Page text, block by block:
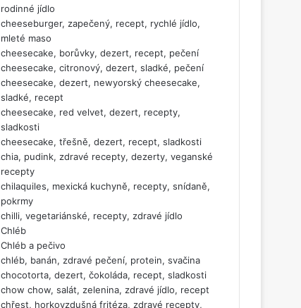
rodinné jídlo
cheeseburger, zapečený, recept, rychlé jídlo,
mleté maso
cheesecake, borůvky, dezert, recept, pečení
cheesecake, citronový, dezert, sladké, pečení
cheesecake, dezert, newyorský cheesecake,
sladké, recept
cheesecake, red velvet, dezert, recepty,
sladkosti
cheesecake, třešně, dezert, recept, sladkosti
chia, pudink, zdravé recepty, dezerty, veganské
recepty
chilaquiles, mexická kuchyně, recepty, snídaně,
pokrmy
chilli, vegetariánské, recepty, zdravé jídlo
Chléb
Chléb a pečivo
chléb, banán, zdravé pečení, protein, svačina
chocotorta, dezert, čokoláda, recept, sladkosti
chow chow, salát, zelenina, zdravé jídlo, recept
chřest, horkovzdušná fritéza, zdravé recepty,